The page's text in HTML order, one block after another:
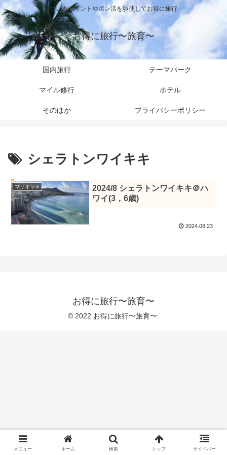
クレカポイントやポン活を駆使してお得に旅行
お得に旅行〜旅育〜
国内旅行 テーマパーク
マイル修行 ホテル
そのほか プライバシーポリシー
シェラトンワイキキ
マリオット
2024/8 シェラトンワイキキ＠ハ
ワイ(3，6歳)
2024.08.23
お得に旅行〜旅育〜
© 2022 お得に旅行〜旅育〜.
メニュー ホーム 検索 トップ サイドバー